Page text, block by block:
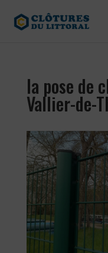
la pose de
Vallier-de-